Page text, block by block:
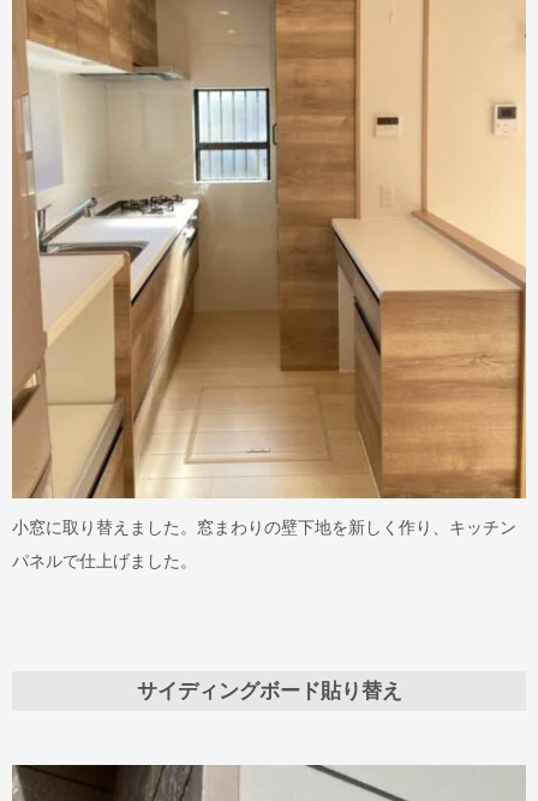
小窓に取り替えました。窓まわりの壁下地を新しく作り、キッチン
パネルで仕上げました。
サイディングボード貼り替え